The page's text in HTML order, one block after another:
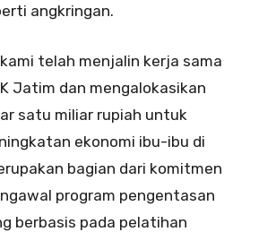
angkringan.
telah menjalin kerja sama
Jatim dan mengalokasikan
satu miliar rupiah untuk
ekonomi ibu-ibu di
bagian dari komitmen
program pengentasan
berbasis pada pelatihan